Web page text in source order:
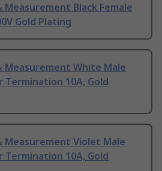
Black Female
Gold Plating
Measurement White Male
Termination 10A, Gold
Measurement Violet Male
Termination 10A, Gold